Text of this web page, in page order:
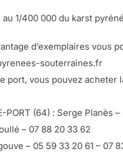
1/400 000 du karst
d’exemplaires vous
souterraines.fr
port, vous pouvez acheter
PORT (64) : Serge Planès –
– 07 88 20 33 62
– 05 59 33 20 61 – 07